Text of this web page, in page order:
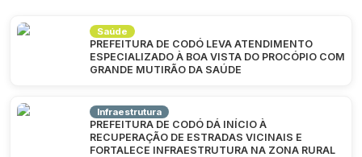
Saúde
PREFEITURA DE CODÓ LEVA ATENDIMENTO
ESPECIALIZADO À BOA VISTA DO PROCÓPIO COM
GRANDE MUTIRÃO DA SAÚDE
Infraestrutura
PREFEITURA DE CODÓ DÁ INÍCIO À
RECUPERAÇÃO DE ESTRADAS VICINAIS E
FORTALECE INFRAESTRUTURA NA ZONA RURAL